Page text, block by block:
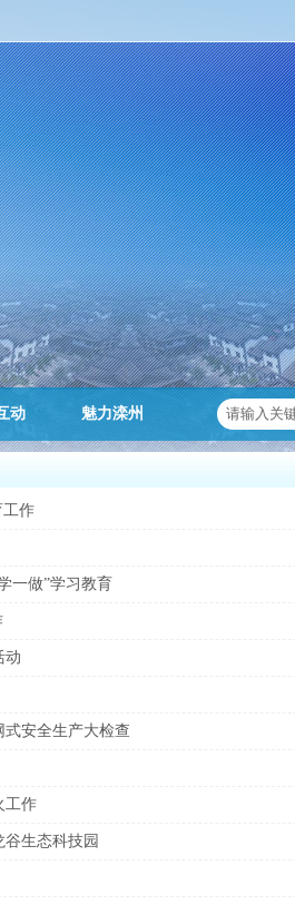
动 魅力滦州
工作
一做”学习教育
动
安全生产大检查
工作
生态科技园